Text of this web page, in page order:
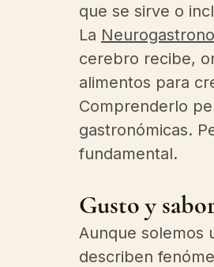
que se sirve o
La
cerebro recibe,
alimentos para
Comprenderlo
gastronómicas.
fundamental.
Gusto y
Aunque solemos
describen